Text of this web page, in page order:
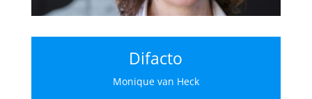
Difacto
Monique van Heck